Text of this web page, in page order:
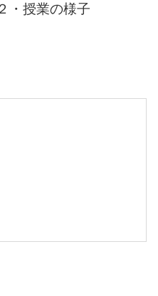
・授業の様子